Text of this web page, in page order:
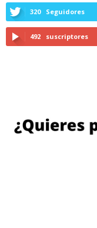
320 Seguidores
492 suscriptores